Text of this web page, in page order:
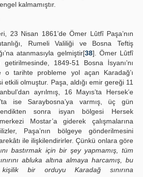
kalmamıştır.
23 Nisan 1861’de Ömer Lûtfî Paşa’nın
Rumeli Valiliği ve Bosna Teftiş
atanmasıyla gelmiştir[38]. Ömer Lûtfî
getirilmesinde, 1849-51 Bosna İsyanı’nı
o tarihte probleme yol açan Karadağ’ı
etkili olmuştur. Paşa, aldığı emir gereği 11
ayrılmış, 16 Mayıs’ta Hersek’e
ise Saraybosna’ya varmış, üç gün
sonra isyan bölgesi Hersek
Mostar’a giderek çalışmalarına
Paşa’nın bölgeye gönderilmesini
ile ilişkilendirirler. Çünkü onlara göre
bastırmak için bir şey yapmamış, tüm
abluka altına almaya harcamış, bu
bir orduyu Karadağ sınırına